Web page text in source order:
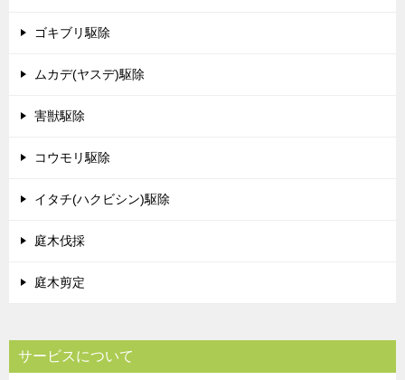
ゴキブリ駆除
ムカデ(ヤスデ)駆除
害獣駆除
コウモリ駆除
イタチ(ハクビシン)駆除
庭木伐採
庭木剪定
サービスについて